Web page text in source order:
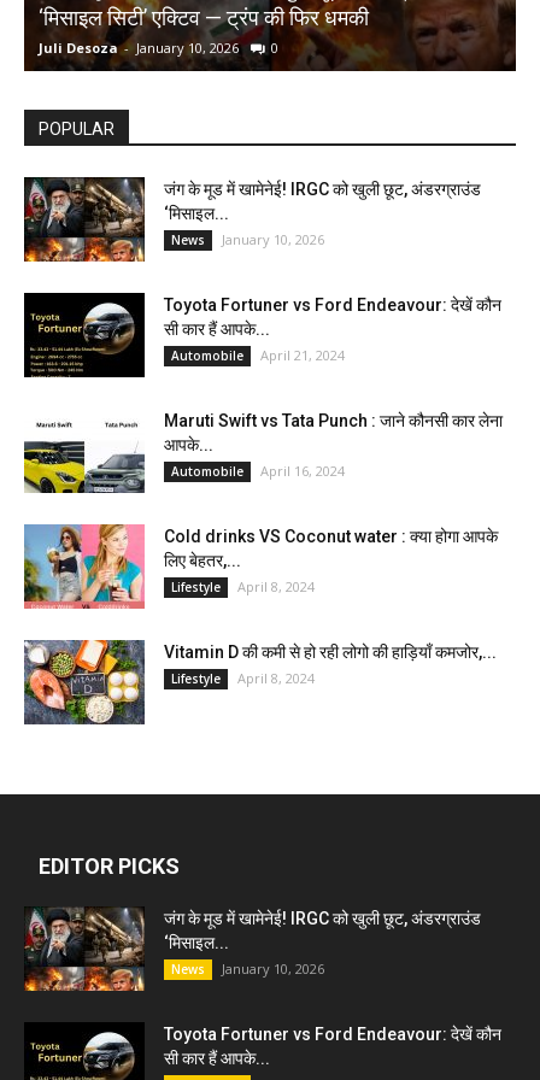
‘मिसाइल सिटी’ एक्टिव — ट्रंप की फिर धमकी
Juli Desoza - January 10, 2026 0
POPULAR
जंग के मूड में खामेनेई! IRGC को खुली छूट, अंडरग्राउंड
‘मिसाइल...
News January 10, 2026
Toyota Fortuner vs Ford Endeavour: देखें कौन
सी कार हैं आपके...
Automobile April 21, 2024
Maruti Swift vs Tata Punch : जाने कौनसी कार लेना
आपके...
Automobile April 16, 2024
Cold drinks VS Coconut water : क्या होगा आपके
लिए बेहतर,...
Lifestyle April 8, 2024
Vitamin D की कमी से हो रही लोगो की हाड़ियाँ कमजोर,...
Lifestyle April 8, 2024
EDITOR PICKS
जंग के मूड में खामेनेई! IRGC को खुली छूट, अंडरग्राउंड
‘मिसाइल...
News January 10, 2026
Toyota Fortuner vs Ford Endeavour: देखें कौन
सी कार हैं आपके...